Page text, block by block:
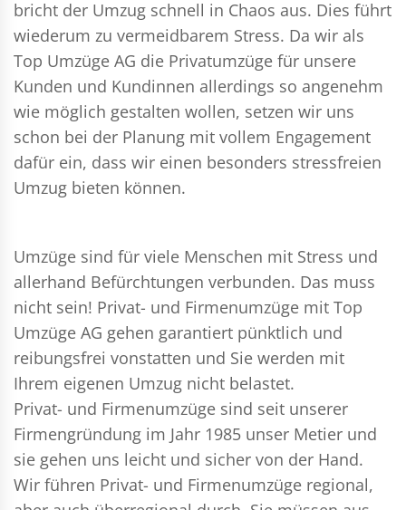
bricht der Umzug schnell in Chaos aus. Dies führt
wiederum zu vermeidbarem Stress. Da wir als
Top Umzüge AG die Privatumzüge für unsere
Kunden und Kundinnen allerdings so angenehm
wie möglich gestalten wollen, setzen wir uns
schon bei der Planung mit vollem Engagement
dafür ein, dass wir einen besonders stressfreien
Umzug bieten können.
Umzüge sind für viele Menschen mit Stress und
allerhand Befürchtungen verbunden. Das muss
nicht sein! Privat- und Firmenumzüge mit Top
Umzüge AG gehen garantiert pünktlich und
reibungsfrei vonstatten und Sie werden mit
Ihrem eigenen Umzug nicht belastet.
Privat- und Firmenumzüge sind seit unserer
Firmengründung im Jahr 1985 unser Metier und
sie gehen uns leicht und sicher von der Hand.
Wir führen Privat- und Firmenumzüge regional,